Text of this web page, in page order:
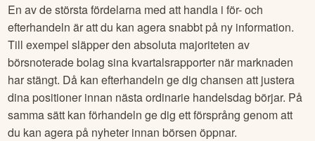
En av de största fördelarna med att handla i för- och
efterhandeln är att du kan agera snabbt på ny information.
Till exempel släpper den absoluta majoriteten av
börsnoterade bolag sina kvartalsrapporter när marknaden
har stängt. Då kan efterhandeln ge dig chansen att justera
dina positioner innan nästa ordinarie handelsdag börjar. På
samma sätt kan förhandeln ge dig ett försprång genom att
du kan agera på nyheter innan börsen öppnar.